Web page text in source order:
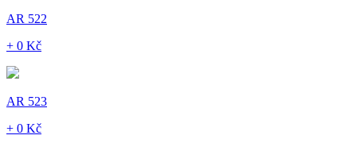
AR 522
+ 0 Kč
AR 523
+ 0 Kč